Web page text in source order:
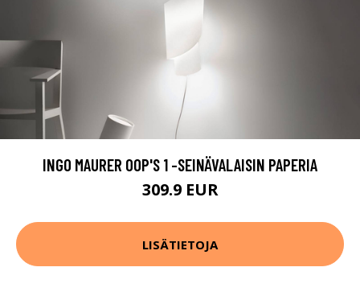
INGO MAURER OOP'S 1 -SEINÄVALAISIN PAPERIA
309.9 EUR
LISÄTIETOJA